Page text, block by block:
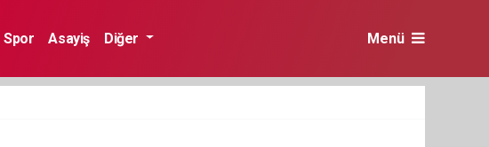
Spor Asayiş Diğer Menü